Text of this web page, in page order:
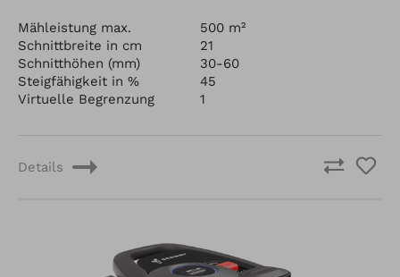
Mähleistung max.
500 m²
Schnittbreite in cm
21
Schnitthöhen (mm)
30-60
Steigfähigkeit in %
45
Virtuelle Begrenzung
1
Details